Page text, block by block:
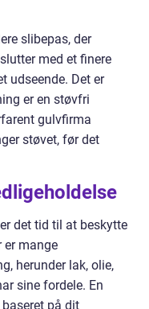
slibepas, der
med et finere
udseende. Det er
er en støvfri
gulvfirma
støvet, før det
det tid til at beskytte
er mange
herunder lak, olie,
sine fordele. En
på dit